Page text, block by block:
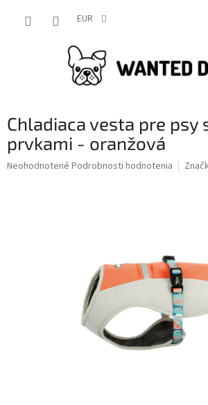
EUR
Chladiaca vesta pre psy
prvkami - oranžová
Priemerné
Neohodnotené Podrobnosti hodnotenia